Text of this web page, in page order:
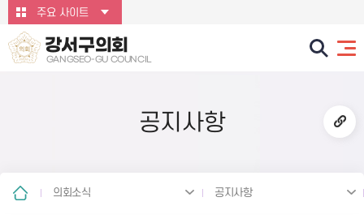
본문바로가기주요 사이트
강서구의회
GANGSEO-GU COUNCIL
공지사항
의회소식 공지사항